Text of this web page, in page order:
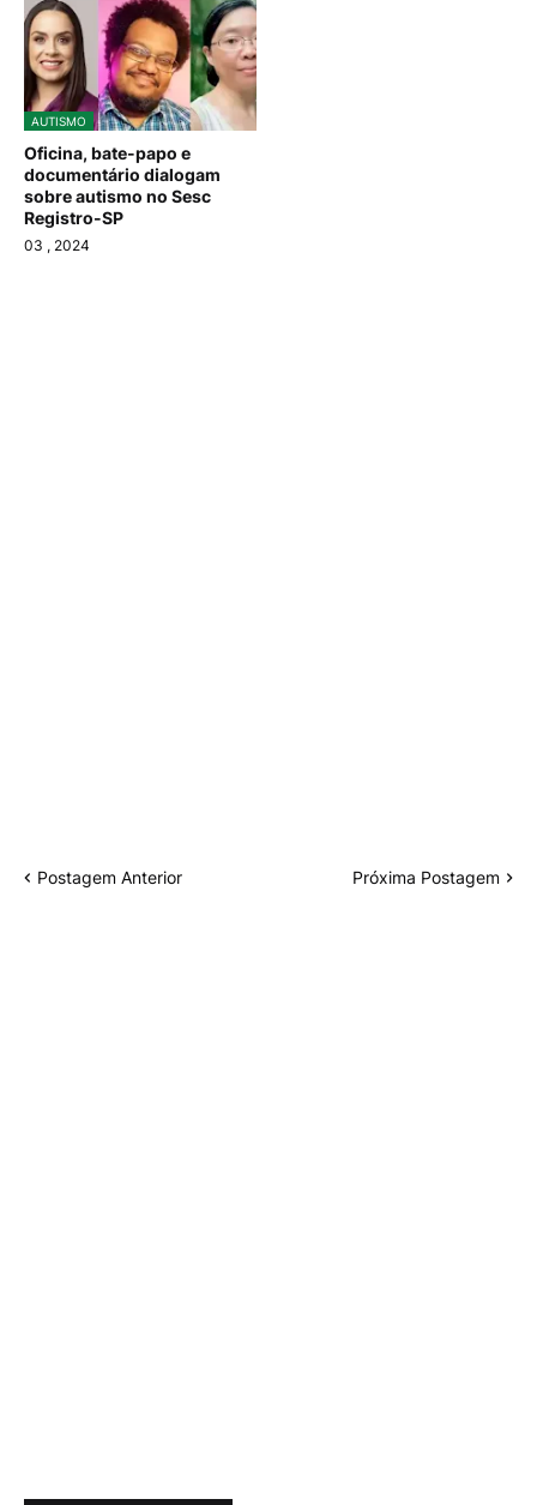
AUTISMO
Oficina, bate-papo e
documentário dialogam
sobre autismo no Sesc
Registro-SP
03 , 2024
Postagem Anterior Próxima Postagem